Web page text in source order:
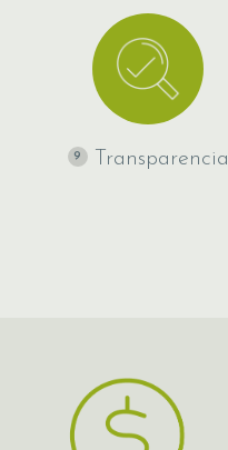
9 Transparencia